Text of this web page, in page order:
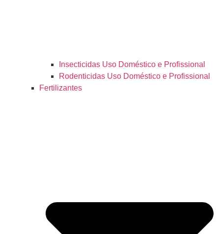
Insecticidas Uso Doméstico e Profissional
Rodenticidas Uso Doméstico e Profissional
Fertilizantes